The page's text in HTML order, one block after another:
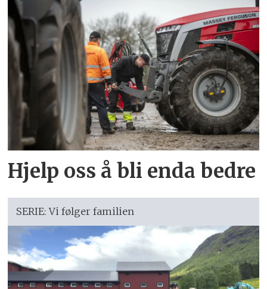
Hjelp oss å bli enda bedre
SERIE: Vi følger familien